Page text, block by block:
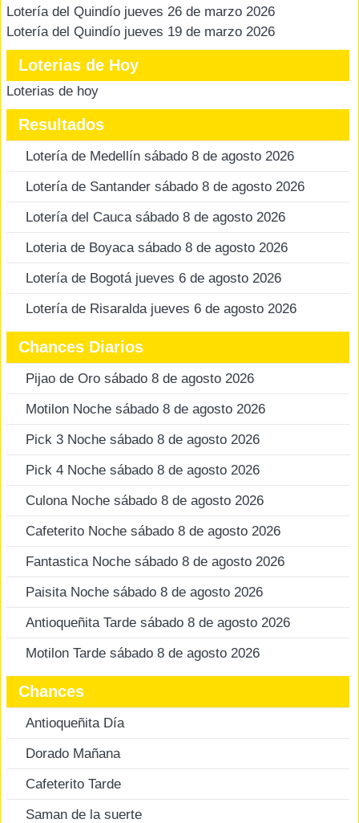
Lotería del Quindío jueves 26 de marzo 2026
Lotería del Quindío jueves 19 de marzo 2026
Loterias de Hoy
Loterias de hoy
Resultados
Lotería de Medellín sábado 8 de agosto 2026
Lotería de Santander sábado 8 de agosto 2026
Lotería del Cauca sábado 8 de agosto 2026
Loteria de Boyaca sábado 8 de agosto 2026
Lotería de Bogotá jueves 6 de agosto 2026
Lotería de Risaralda jueves 6 de agosto 2026
Chances Diarios
Pijao de Oro sábado 8 de agosto 2026
Motilon Noche sábado 8 de agosto 2026
Pick 3 Noche sábado 8 de agosto 2026
Pick 4 Noche sábado 8 de agosto 2026
Culona Noche sábado 8 de agosto 2026
Cafeterito Noche sábado 8 de agosto 2026
Fantastica Noche sábado 8 de agosto 2026
Paisita Noche sábado 8 de agosto 2026
Antioqueñita Tarde sábado 8 de agosto 2026
Motilon Tarde sábado 8 de agosto 2026
Chances
Antioqueñita Día
Dorado Mañana
Cafeterito Tarde
Saman de la suerte